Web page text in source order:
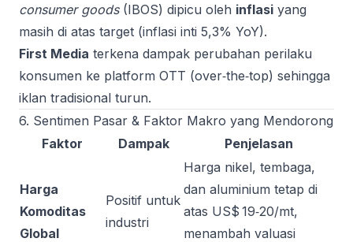
consumer goods(IBOS) dipicu oleh inflasi yang
masih di atas target (inflasi inti 5,3% YoY).
First Media terkena dampak perubahan perilaku
konsumen ke platform OTT (over‑the‑top) sehingga
iklan tradisional turun.
6. Sentimen Pasar & Faktor Makro yang Mendorong
Faktor
Dampak Penjelasan
Harga
Komoditas
Global
Positif untuk
industri
Harga nikel, tembaga,
dan aluminium tetap di
atas US$ 19‑20/mt,
menambah valuasi